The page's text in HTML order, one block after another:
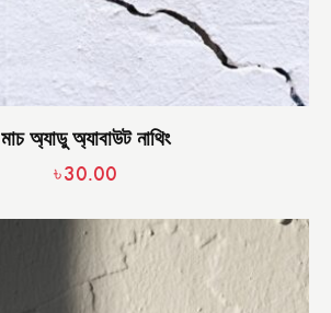
মাচ অ্যাডু অ্যাবাউট নাথিং
৳30.00